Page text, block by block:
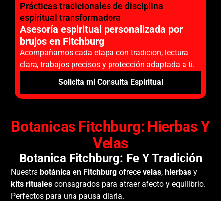
Prácticas tradicionales de disciplina
espiritual transformadora
Asesoría espiritual personalizada por
brujos en Fitchburg
Acompañamos cada etapa con tradición, lectura
clara, trabajos precisos y protección adaptada a ti.
Solicita mi Consulta Espiritual
Botanicas Fitchburg: Hierbas Y
Velas
Botanica Fitchburg: Fe Y Tradición
Nuestra botánica en Fitchburg ofrece velas, hierbas y
kits rituales consagrados para atraer afecto y equilibrio.
Perfectos para una pausa diaria.